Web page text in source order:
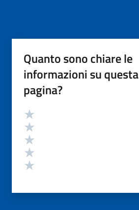
Quanto sono chiare le
informazioni su questa
pagina?
Valutazione